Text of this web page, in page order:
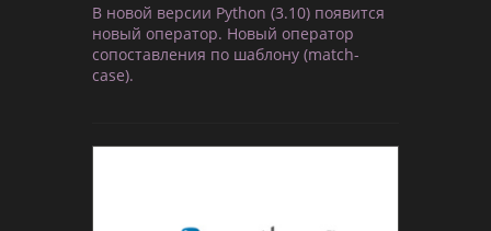
В новой версии Python (3.10) появится
новый оператор. Новый оператор
сопоставления по шаблону (match-
case).